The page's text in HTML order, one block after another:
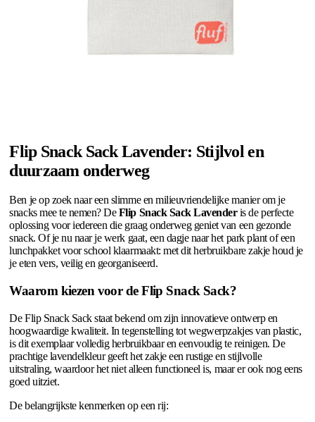
Flip Snack Sack Lavender: Stijlvol en
duurzaam onderweg
Ben je op zoek naar een slimme en milieuvriendelijke manier om je
snacks mee te nemen? DeFlip Snack Sack Lavenderis de perfecte
oplossing voor iedereen die graag onderweg geniet van een gezonde
snack. Of je nu naar je werk gaat, een dagje naar het park plant of een
lunchpakket voor school klaarmaakt: met dit herbruikbare zakje houd je
je eten vers, veilig en georganiseerd.
Waarom kiezen voor de Flip Snack Sack?
De Flip Snack Sack staat bekend om zijn innovatieve ontwerp en
hoogwaardige kwaliteit. In tegenstelling tot wegwerpzakjes van plastic,
is dit exemplaar volledig herbruikbaar en eenvoudig te reinigen. De
prachtige lavendelkleur geeft het zakje een rustige en stijlvolle
uitstraling, waardoor het niet alleen functioneel is, maar er ook nog eens
goed uitziet.
De belangrijkste kenmerken op een rij: